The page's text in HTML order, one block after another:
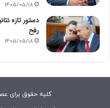
1405/05/18
دستور تازه
رفح
1405/05/18
کلیه حقوق برای